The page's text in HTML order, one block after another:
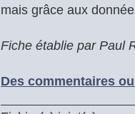
mais grâce aux
Fiche établie par Paul
Des commentaires